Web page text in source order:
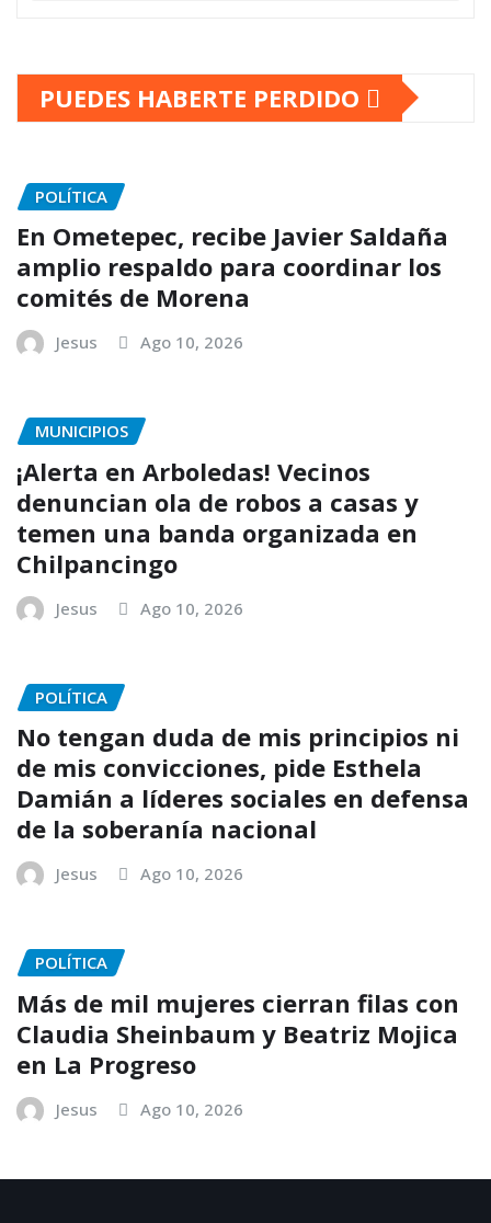
PUEDES HABERTE PERDIDO
POLÍTICA
En Ometepec, recibe Javier Saldaña
amplio respaldo para coordinar los
comités de Morena
Jesus Ago 10, 2026
MUNICIPIOS
¡Alerta en Arboledas! Vecinos
denuncian ola de robos a casas y
temen una banda organizada en
Chilpancingo
Jesus Ago 10, 2026
POLÍTICA
No tengan duda de mis principios ni
de mis convicciones, pide Esthela
Damián a líderes sociales en defensa
de la soberanía nacional
Jesus Ago 10, 2026
POLÍTICA
Más de mil mujeres cierran filas con
Claudia Sheinbaum y Beatriz Mojica
en La Progreso
Jesus Ago 10, 2026